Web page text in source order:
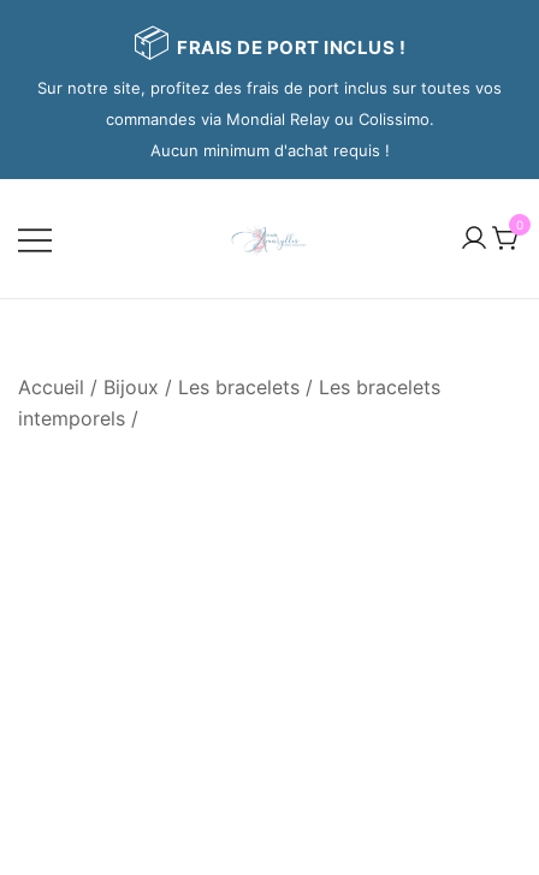
📦 FRAIS DE PORT INCLUS !
Sur notre site, profitez des frais de port inclus sur toutes vos
commandes via Mondial Relay ou Colissimo.
Aucun minimum d'achat requis !
0
Accueil / Bijoux / Les bracelets / Les bracelets
intemporels /